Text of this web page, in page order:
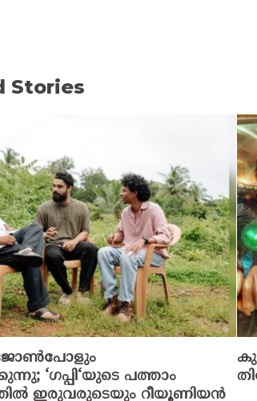
Stories
‘ഗപ്പി‘യുടെ പത്താം
ഇരുവരുടെയും റീയൂണിയൻ